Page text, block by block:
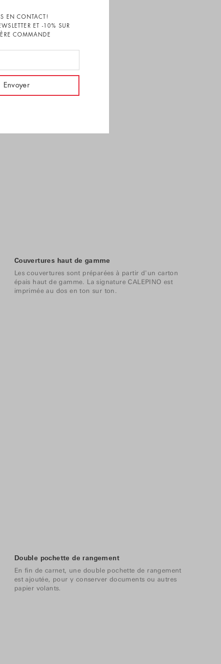
EN CONTACT!
ET -10% SUR
COMMANDE
Couvertures haut de gamme
Les couvertures sont préparées à partir d'un carton
épais haut de gamme. La signature CALEPINO est
imprimée au dos en ton sur ton.
Double pochette de rangement
En fin de carnet, une double pochette de rangement
est ajoutée, pour y conserver documents ou autres
papier volants.